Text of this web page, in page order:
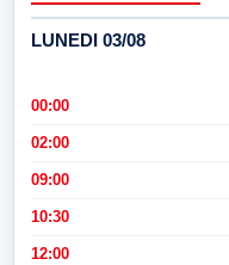
LUNEDI 03/08
00:00
02:00
09:00
10:30
12:00